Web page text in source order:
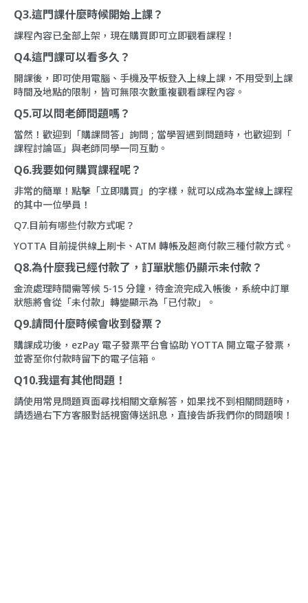
Q3.這門課什麼時候開始上課？
課程內容已全部上架，現在購買即可立即觀看課程！
Q4.這門課可以看多久？
開課後，即可使用電腦、手機及平板登入上線上課，不用受到上課
時間及地點的限制，皆可無限次數重複觀看課程內容。
Q5.可以問老師問題嗎？
當然！歡迎到「購課問答」詢問 ; 當學習遇到問題時，也歡迎到「
課程討論區 」與老師同學一同互動。
Q6.我要如何購買課程呢？
非常的簡單！點擊「立即購買」的字樣，就可以成為本堂線上課程
的其中一位學員！
Q7.目前有哪些付款方式呢？
YOTTA 目前提供線上刷卡、ATM 轉帳及超商付款三種付款方式。
Q8.為什麼我已經付款了，訂單狀態仍顯示未付款？
金流處理時間需等候 5-15 分鐘，待金流完成入帳後，系統中訂單
狀態將會從「未付款」轉變顯示為「已付款」。
Q9.請問什麼時候會收到發票？
購課成功後，ezPay 電子發票平台會協助 YOTTA 開立電子發票，
並寄至你付款時留下的電子信箱。
Q10.我還有其他問題！
請使用常見問題頁面尋找相關文章解答，如果找不到相關問題時，
請透過右下方客服對話視窗傳送訊息，直接告訴我們你的問題噢！